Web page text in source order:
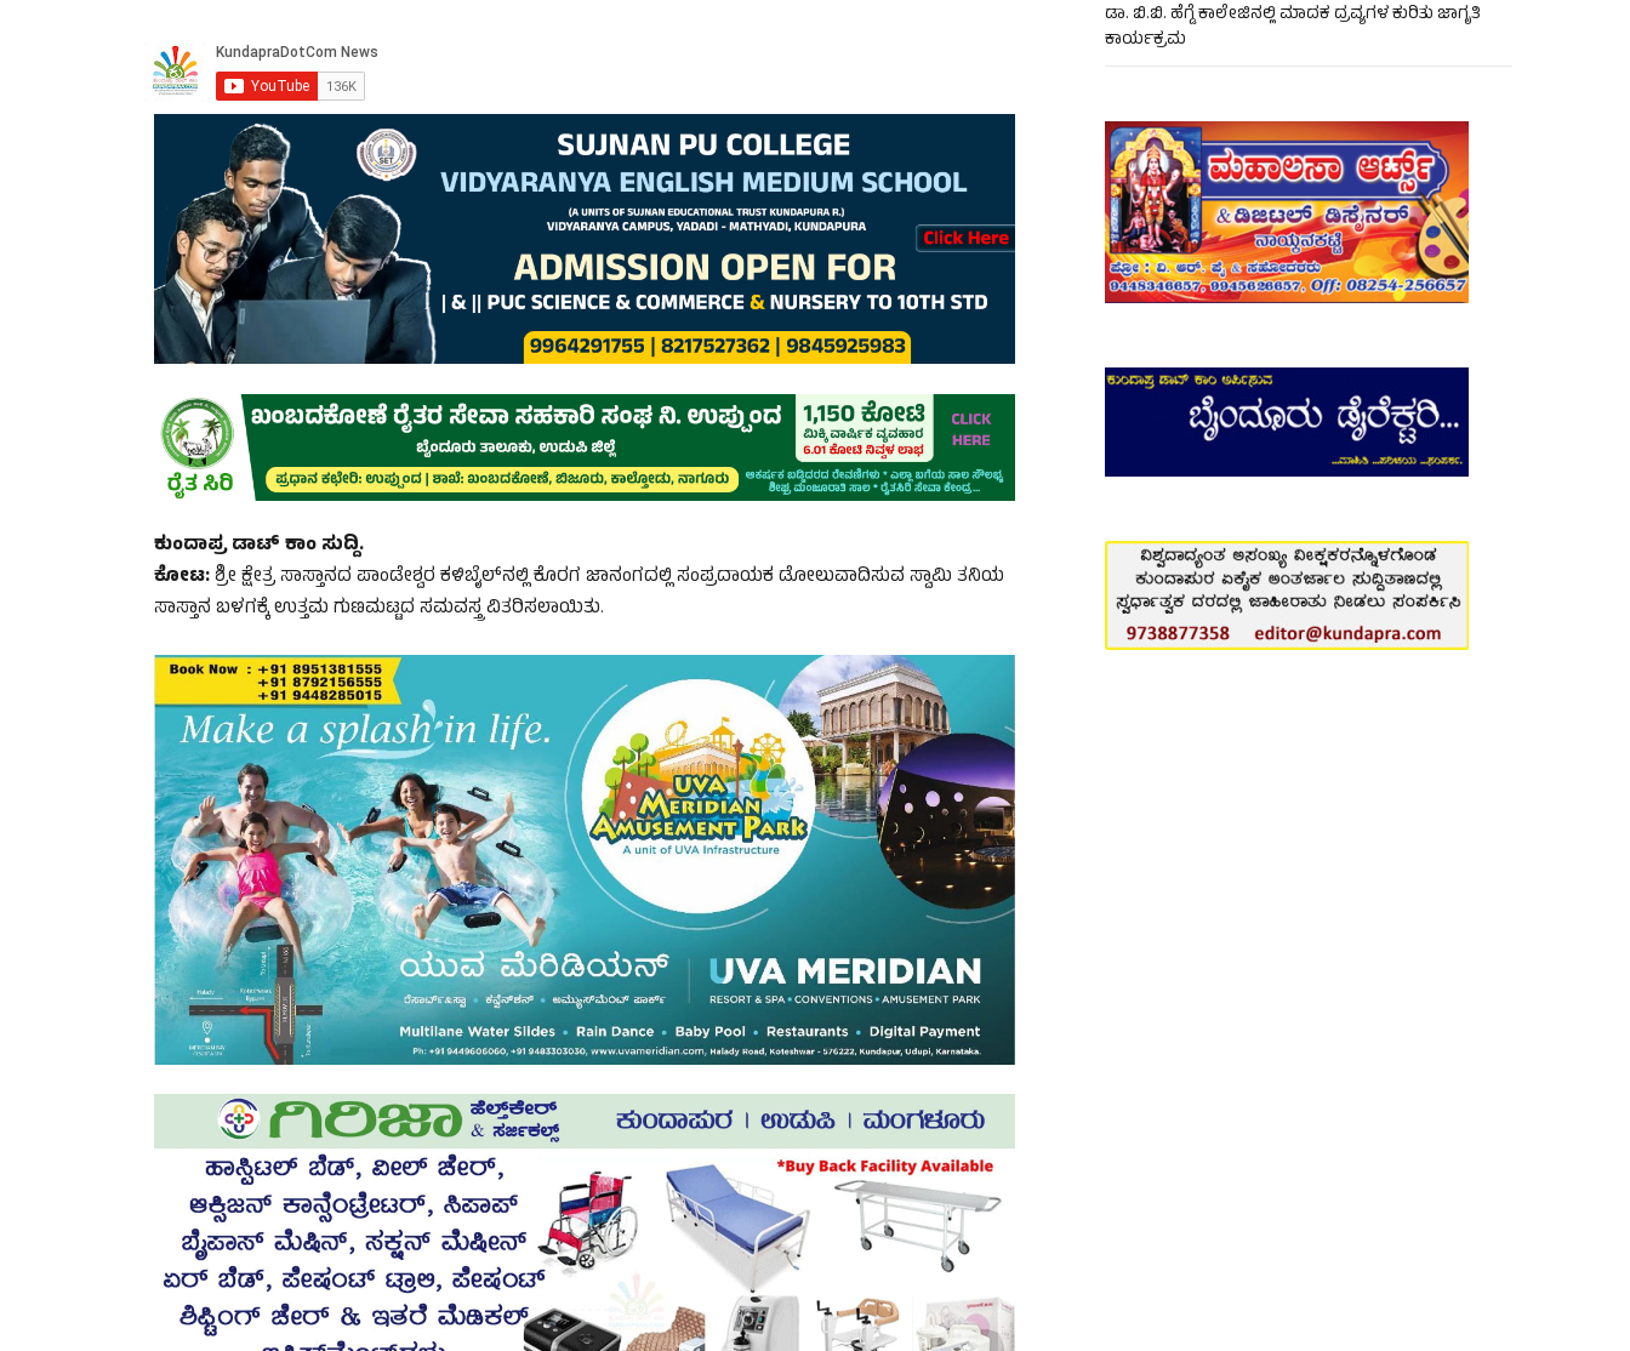
ಕುಂದಾಪ್ರ ಡಾಟ್‌ ಕಾಂ ಸುದ್ದಿ.
ಕೋಟ:ಶ್ರೀ ಕ್ಷೇತ್ರ ಸಾಸ್ತಾನದ ಪಾಂಡೇಶ್ವರ ಕಳಿಬೈಲ್‌ನಲ್ಲಿ ಕೊರಗ ಜಾನಂಗದಲ್ಲಿ ಸಂಪ್ರದಾಯಕ ಡೋಲುವಾದಿಸುವ ಸ್ವಾಮಿ ತನಿಯ
ಸಾಸ್ತಾನ ಬಳಗಕ್ಕೆ ಉತ್ತಮ ಗುಣಮಟ್ಟದ ಸಮವಸ್ತ್ರ ವಿತರಿಸಲಾಯಿತು.
ಡಾ. ಬಿ.ಬಿ. ಹೆಗ್ಡೆ ಕಾಲೇಜಿನಲ್ಲಿ ಮಾದಕ ದ್ರವ್ಯಗಳ ಕುರಿತು ಜಾಗೃತಿ
ಕಾರ್ಯಕ್ರಮ